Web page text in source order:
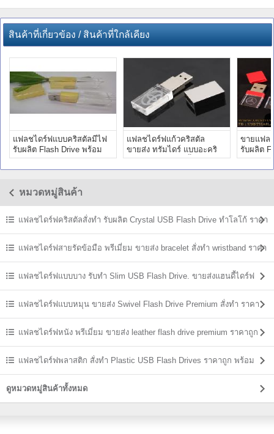
สินค้าที่เกี่ยวข้อง / สินค้าที่ใกล้เคียง
แฟลชไดร์ฟแบบคริสตัลมีไฟ
รับผลิต Flash Drive พร้อม
สกรีนโลโก้
แฟลชไดร์ฟแก้วคริสตัล
ขายส่ง ทรัมไดร์ แบบอะคริ
ลิค รับสกรีน แฮนดี้ไดร์ฟ
ขายแฟล
รับผลิต
สกรีนโล
หมวดหมู่สินค้า
แฟลชไดร์ฟคริสตัลสั่งทำ รับผลิต Crystal USB Flash Drive ทำโลโก้ ราคา
ส่ง แฟลชไดร์ฟสายรัดข้อมือ พรีเมี่ยม ขายส่ง bracelet สั่งทำ wristband ราคา
ถูก แฟลชไดร์ฟแบบบาง รับทำ Slim USB Flash Drive. ขายส่งแฮนดี้ไดร์ฟ
ราคาถูกแฟลชไดร์ฟแบบหมุน ขายส่ง Swivel Flash Drive Premium สั่งทำ ราคา
ถูก แฟลชไดร์ฟหนัง พรีเมี่ยม ขายส่ง leather flash drive premium ราคาถูก
แฟลชไดร์ฟพลาสติก สั่งทำ Plastic USB Flash Drives ราคาถูก พร้อม
สกรีน
ดูหมวดหมู่สินค้าทั้งหมด